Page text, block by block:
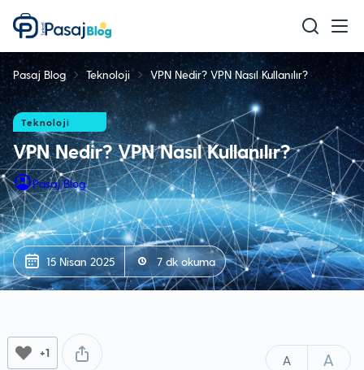
Teknoloji
Mobil
Oyun
Sağlık & Bakım
Ev & Yaşam
Akıllı Ev
Eğitim
Pasaj Blog Teknoloji VPN Nedir? VPN Nasıl Kullanılır?
Teknoloji
VPN Nedir? VPN Nasıl Kullanılır?
Pasaj Blog
15 Nisan 2025 7 dk okuma
+1 A A